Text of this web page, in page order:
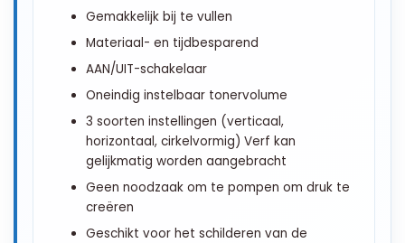
Gemakkelijk bij te vullen
Materiaal- en tijdbesparend
AAN/UIT-schakelaar
Oneindig instelbaar tonervolume
3 soorten instellingen (verticaal,
horizontaal, cirkelvormig) Verf kan
gelijkmatig worden aangebracht
Geen noodzaak om te pompen om druk te
creëren
Geschikt voor het schilderen van de